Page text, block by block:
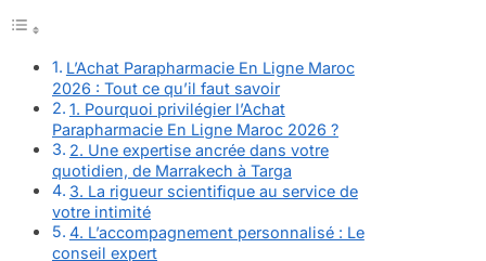
L’Achat Parapharmacie En Ligne Maroc
2026 : Tout ce qu’il faut savoir
1. Pourquoi privilégier l’Achat
Parapharmacie En Ligne Maroc 2026 ?
2. Une expertise ancrée dans votre
quotidien, de Marrakech à Targa
3. La rigueur scientifique au service de
votre intimité
4. L’accompagnement personnalisé : Le
conseil expert